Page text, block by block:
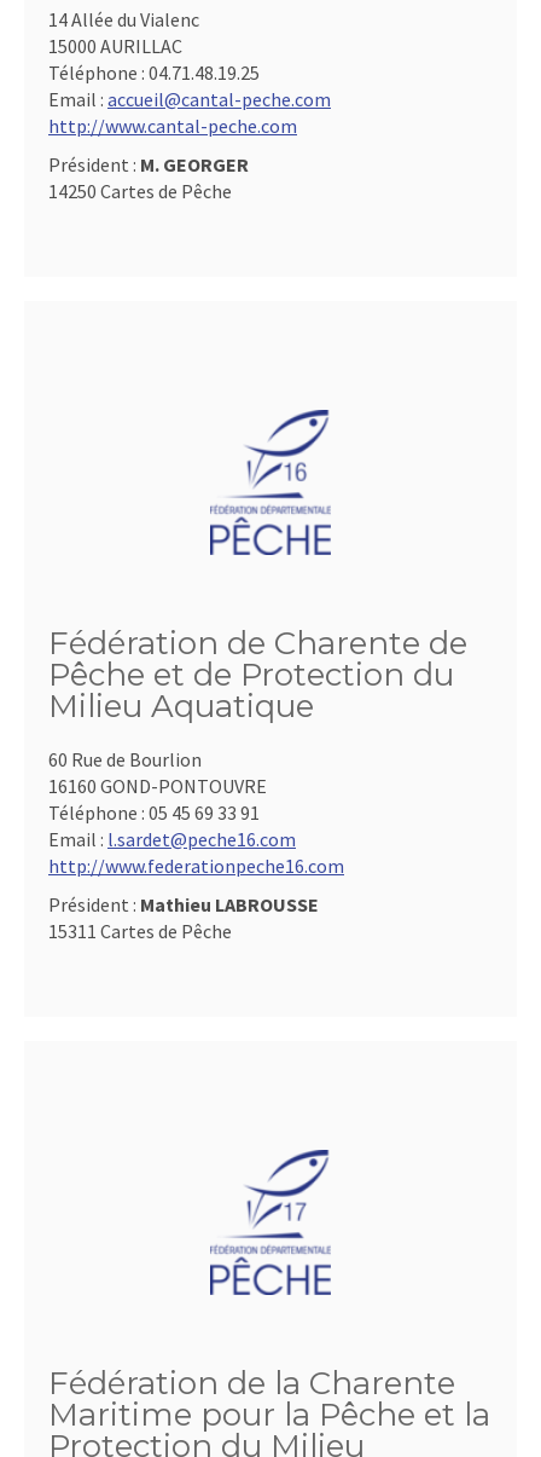
14 Allée du Vialenc
15000 AURILLAC
Téléphone : 04.71.48.19.25
Email : accueil@cantal-peche.com
http://www.cantal-peche.com
Président : M. GEORGER
14250 Cartes de Pêche
Fédération de Charente de
Pêche et de Protection du
Milieu Aquatique
60 Rue de Bourlion
16160 GOND-PONTOUVRE
Téléphone : 05 45 69 33 91
Email : l.sardet@peche16.com
http://www.federationpeche16.com
Président : Mathieu LABROUSSE
15311 Cartes de Pêche
Fédération de la Charente
Maritime pour la Pêche et la
Protection du Milieu